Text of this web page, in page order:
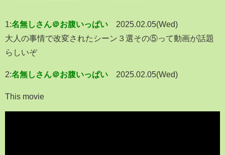
1:名無しさん＠お腹いっぱい
2025.02.05(Wed)
大人の事情で改変されたシーン３選その⑤って動画が話題
らしいぞ
2:名無しさん＠お腹いっぱい 2025.02.05(Wed)
This movie